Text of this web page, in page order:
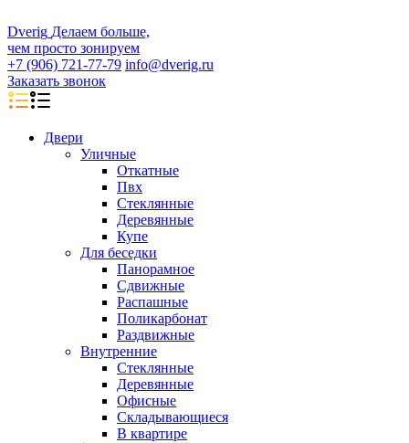
Dverig Делаем больше,
чем просто зонируем
+7 (906) 721-77-79 info@dverig.ru
Заказать звонок
Двери
Уличные
Откатные
Пвх
Стеклянные
Деревянные
Купе
Для беседки
Панорамное
Сдвижные
Распашные
Поликарбонат
Раздвижные
Внутренние
Стеклянные
Деревянные
Офисные
Складывающиеся
В квартире